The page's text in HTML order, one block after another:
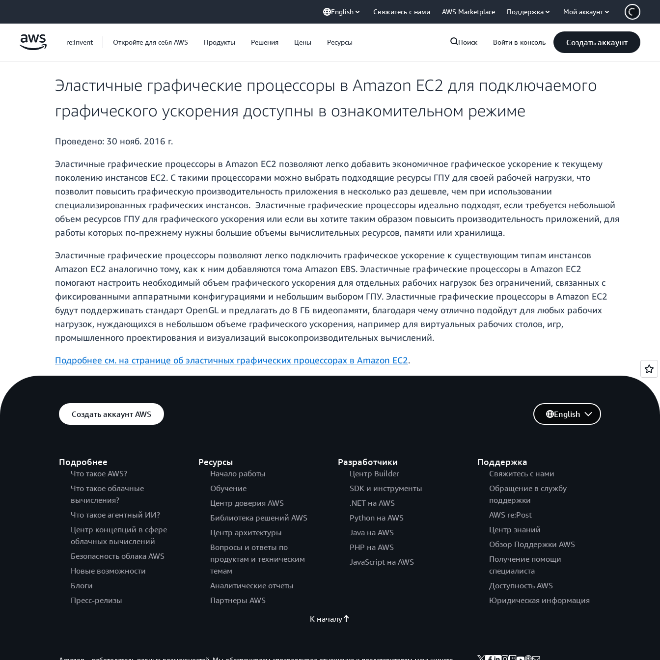
English Свяжитесь с нами AWS Marketplace Поддержка Мой аккаунт
re:Invent Откройте для себя AWS Продукты Решения Цены Ресурсы Поиск Войти в консоль Создать аккаунт
Эластичные графические процессоры в Amazon EC2 для подключаемого
графического ускорения доступны в ознакомительном режиме
Проведено: 30 нояб. 2016 г.
Эластичные графические процессоры в Amazon EC2 позволяют легко добавить экономичное графическое ускорение к текущему
поколению инстансов EC2. С такими процессорами можно выбрать подходящие ресурсы ГПУ для своей рабочей нагрузки, что
позволит повысить графическую производительность приложения в несколько раз дешевле, чем при использовании
специализированных графических инстансов. Эластичные графические процессоры идеально подходят, если требуется небольшой
объем ресурсов ГПУ для графического ускорения или если вы хотите таким образом повысить производительность приложений, для
работы которых по-прежнему нужны большие объемы вычислительных ресурсов, памяти или хранилища.
Эластичные графические процессоры позволяют легко подключить графическое ускорение к существующим типам инстансов
Amazon EC2 аналогично тому, как к ним добавляются тома Amazon EBS. Эластичные графические процессоры в Amazon EC2
помогают настроить необходимый объем графического ускорения для отдельных рабочих нагрузок без ограничений, связанных с
фиксированными аппаратными конфигурациями и небольшим выбором ГПУ. Эластичные графические процессоры в Amazon EC2
будут поддерживать стандарт OpenGL и предлагать до 8 ГБ видеопамяти, благодаря чему отлично подойдут для любых рабочих
нагрузок, нуждающихся в небольшом объеме графического ускорения, например для виртуальных рабочих столов, игр,
промышленного проектирования и визуализаций высокопроизводительных вычислений.
Подробнее см. на странице об эластичных графических процессорах в Amazon EC2.
Создать аккаунт AWS
Подробнее
Что такое AWS?
Что такое облачные
вычисления?
Что такое агентный ИИ?
Центр концепций в сфере
облачных вычислений
Безопасность облака AWS
Новые возможности
Блоги
Пресс-релизы
Ресурсы
Начало работы
Обучение
Центр доверия AWS
Библиотека решений AWS
Центр архитектуры
Вопросы и ответы по
продуктам и техническим
темам
Аналитические отчеты
Партнеры AWS
Разработчики
Центр Builder
SDK и инструменты
.NET на AWS
Python на AWS
Java на AWS
PHP на AWS
JavaScript на AWS
Поддержка
Свяжитесь с нами
Обращение в службу
поддержки
AWS re:Post
Центр знаний
Обзор Поддержки AWS
Получение помощи
специалиста
Доступность AWS
Юридическая информация
English
К началу